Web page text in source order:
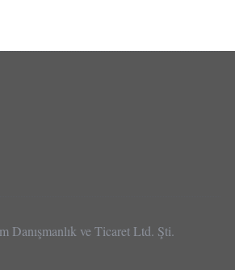
Danışmanlık ve Ticaret Ltd. Şti.